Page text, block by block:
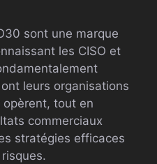
sont une marque
les CISO et
leurs organisations
tout en
commerciaux
stratégies efficaces